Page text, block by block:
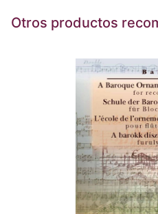
Otros productos